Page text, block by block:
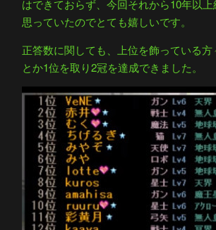
はできておらず、今回それから10年以
思っていたのでとても嬉しいです。
正答数に関しても、上位を飾っている
とか1位を取り2冠を達成できました。